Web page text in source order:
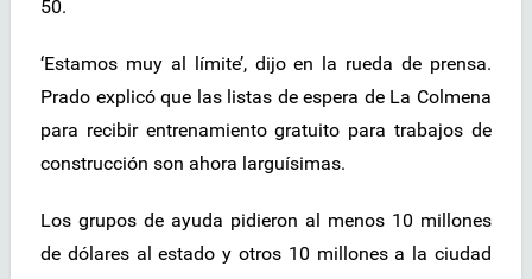
50.
‘Estamos muy al límite’, dijo en la rueda de prensa.
Prado explicó que las listas de espera de La Colmena
para recibir entrenamiento gratuito para trabajos de
construcción son ahora larguísimas.
Los grupos de ayuda pidieron al menos 10 millones
de dólares al estado y otros 10 millones a la ciudad